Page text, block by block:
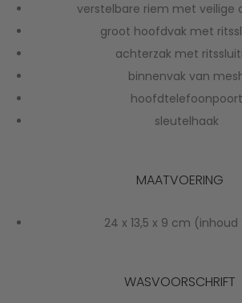
verstelbare riem met veilige
groot hoofdvak met
achterzak met
binnenvak van
hoofdtelefoonpoort
sleutelhaak
MAATVOERING
24 x 13,5 x 9 cm (inhoud
WASVOORSCHRIFT